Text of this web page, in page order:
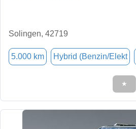
Solingen, 42719
5.000 km Hybrid (Benzin/Elekt
★